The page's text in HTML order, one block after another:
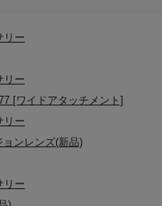
リー
リー
[ワイドアタッチメント]
リー
ョンレンズ(新品)
リー